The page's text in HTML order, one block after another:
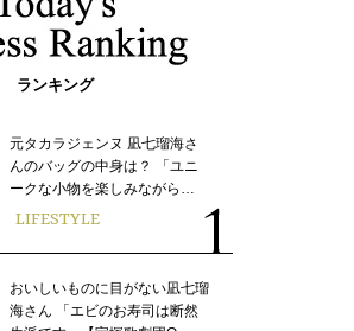
ランキング
元タカラジェンヌ 凪七瑠海さ
んのバッグの中身は？ 「ユニ
ークな小物を楽しみながら…
LIFESTYLE
おいしいものに目がない凪七瑠
海さん 「エビのお寿司は断然